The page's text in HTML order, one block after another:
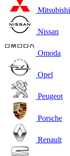
Mitsubishi
Nissan
Omoda
Opel
Peugeot
Porsche
Renault